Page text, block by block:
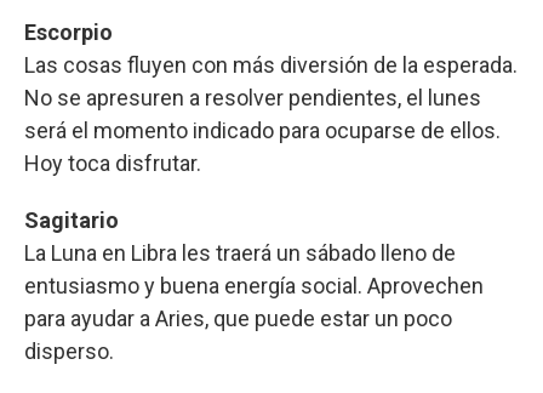
Escorpio
Las cosas fluyen con más diversión de la esperada.
No se apresuren a resolver pendientes, el lunes
será el momento indicado para ocuparse de ellos.
Hoy toca disfrutar.
Sagitario
La Luna en Libra les traerá un sábado lleno de
entusiasmo y buena energía social. Aprovechen
para ayudar a Aries, que puede estar un poco
disperso.